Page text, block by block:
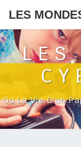
LES
LES
Ou La Vie D'un